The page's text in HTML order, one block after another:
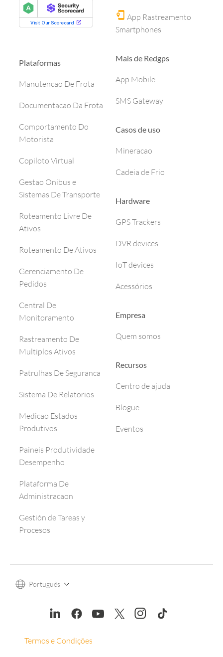
Plataformas
Manutencao De Frota
Documentacao Da Frota
Comportamento Do
Motorista
Copiloto Virtual
Gestao Onibus e
Sistemas De Transporte
Roteamento Livre De
Ativos
Roteamento De Ativos
Gerenciamento De
Pedidos
Central De
Monitoramento
Rastreamento De
Multiplos Ativos
Patrulhas De Seguranca
Sistema De Relatorios
Medicao Estados
Produtivos
Paineis Produtividade
Desempenho
Plataforma De
Administracaon
Gestión de Tareas y
Procesos
App Rastreamento
Smartphones
Mais de Redgps
App Mobile
SMS Gateway
Casos de uso
Mineracao
Cadeia de Frio
Hardware
GPS Trackers
DVR devices
IoT devices
Acessórios
Empresa
Quem somos
Recursos
Centro de ajuda
Blogue
Eventos
Português
Termos e Condições